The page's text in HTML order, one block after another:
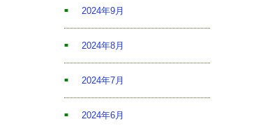
2024年9月
2024年8月
2024年7月
2024年6月